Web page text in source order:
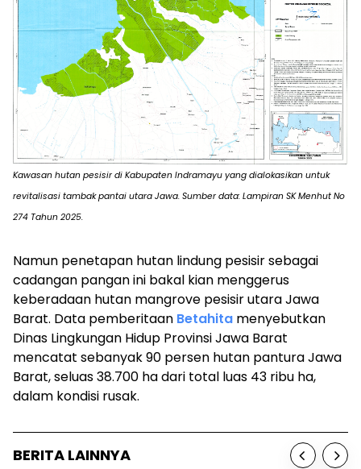
Kawasan hutan pesisir di Kabupaten Indramayu yang dialokasikan untuk
revitalisasi tambak pantai utara Jawa. Sumber data: Lampiran SK Menhut No
274 Tahun 2025.
Namun penetapan hutan lindung pesisir sebagai
cadangan pangan ini bakal kian menggerus
keberadaan hutan mangrove pesisir utara Jawa
Barat. Data pemberitaan Betahita menyebutkan
Dinas Lingkungan Hidup Provinsi Jawa Barat
mencatat sebanyak 90 persen hutan pantura Jawa
Barat, seluas 38.700 ha dari total luas 43 ribu ha,
dalam kondisi rusak.
BERITA LAINNYA